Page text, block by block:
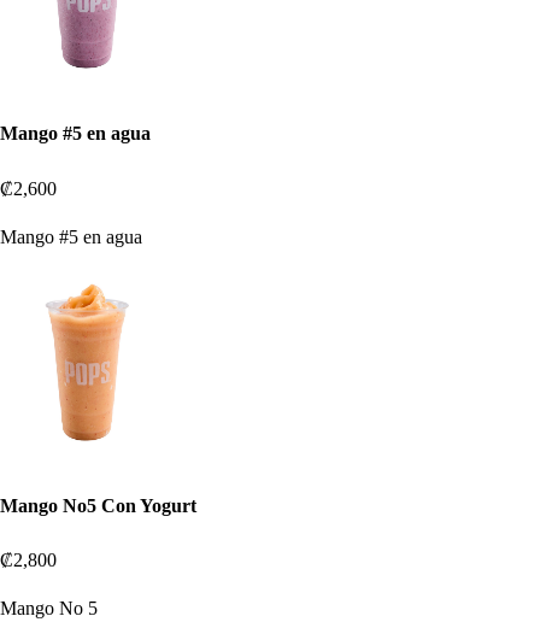
Mango #5 en agua
₡2,600
Mango #5 en agua
Mango No5 Con Yogurt
₡2,800
Mango No 5